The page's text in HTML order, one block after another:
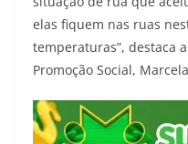
elas fiquem nas ruas
temperaturas”, destaca
Promoção Social,